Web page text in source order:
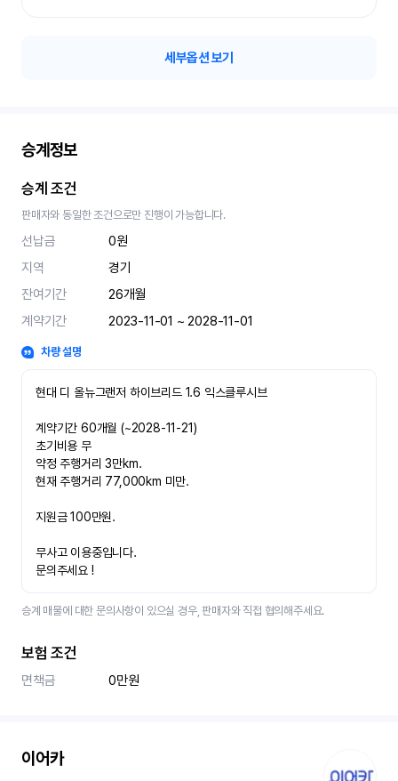
세부옵션 보기
승계정보
승계 조건
판매자와 동일한 조건으로만 진행이 가능합니다.
선납금
0원
지역
경기
잔여기간
26개월
계약기간
2023-11-01 ~ 2028-11-01
차량 설명
현대 디 올뉴그랜저 하이브리드 1.6 익스클루시브
계약기간 60개월 (~2028-11-21)
초기비용 무
약정 주행거리 3만km.
현재 주행거리 77,000km 미만.
지원금 100만원.
무사고 이용중입니다.
문의주세요 !​
승계 매물에 대한 문의사항이 있으실 경우, 판매자와 직접 협의해주세요.
보험 조건
면책금 0만원
이어카